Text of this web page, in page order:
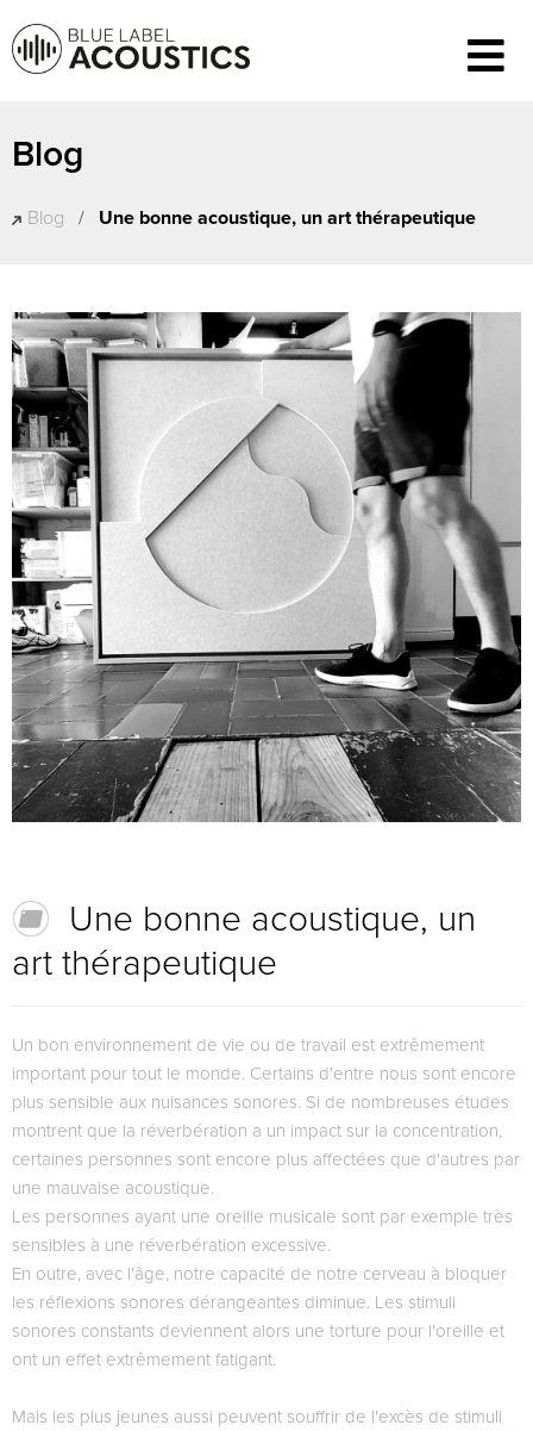
Blog
Blog / Une bonne acoustique, un art thérapeutique
Une bonne acoustique, un
art thérapeutique
​Un bon environnement de vie ou de travail est extrêmement
important pour tout le monde. Certains d'entre nous sont encore
plus sensible aux nuisances sonores. Si de nombreuses études
montrent que la réverbération a un impact sur la concentration,
certaines personnes sont encore plus affectées que d'autres par
une mauvaise acoustique.
Les personnes ayant une oreille musicale sont par exemple très
sensibles à une réverbération excessive.
En outre, avec l'âge, notre capacité de notre cerveau à bloquer
les réflexions sonores dérangeantes diminue. Les stimuli
sonores constants deviennent alors une torture pour l'oreille et
ont un effet extrêmement fatigant.
Mais les plus jeunes aussi peuvent souffrir de l'excès de stimuli